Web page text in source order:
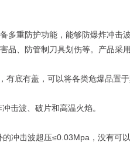
多重防护功能，能够防爆炸冲击
品、防管制刀具划伤等。产品采
底有盖，可以将各类危爆品置于
击波、破片和高温火焰。
冲击波超压≤0.03Mpa，没有可